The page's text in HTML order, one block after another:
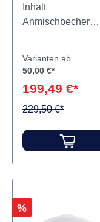
Inhalt
Anmischbecher
Varianten ab
50,00 €*
199,49 €*
229,50 €*
Rabatt
%